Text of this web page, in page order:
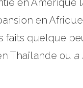
en
faits quelque
Thaïlande ou a